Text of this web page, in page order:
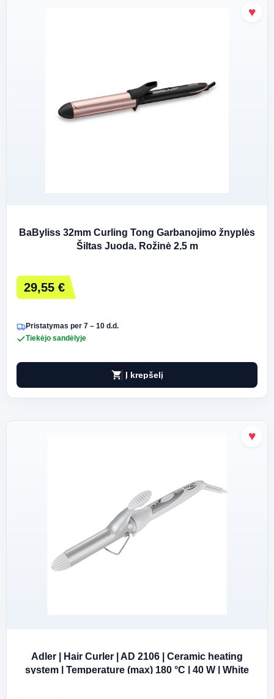
BaByliss 32mm Curling Tong Garbanojimo žnyplės
Šiltas Juoda, Rožinė 2,5 m
29,55 €
Pristatymas per 7 – 10 d.d.
Tiekėjo sandėlyje
shopping_cart Į krepšelį
Adler | Hair Curler | AD 2106 | Ceramic heating
system | Temperature (max) 180 °C | 40 W | White